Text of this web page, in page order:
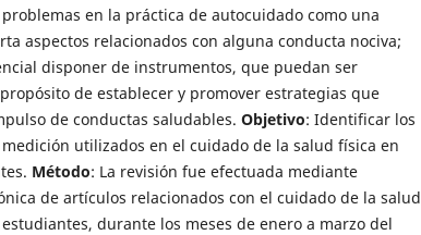
en la práctica de autocuidado como una
aspectos relacionados con alguna conducta nociva;
disponer de instrumentos, que puedan ser
de establecer y promover estrategias que
de conductas saludables. Objetivo: Identificar los
utilizados en el cuidado de la salud física en
Método: La revisión fue efectuada mediante
de artículos relacionados con el cuidado de la salud
durante los meses de enero a marzo del